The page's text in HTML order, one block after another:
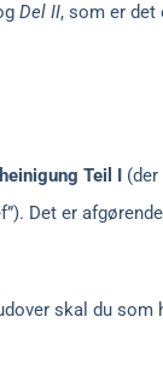
Del II, som er det
Teil I
Det er
skal du som